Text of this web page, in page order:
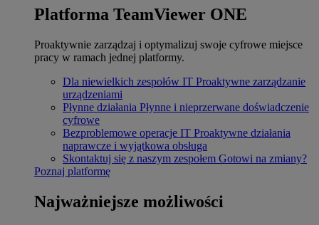
Platforma TeamViewer ONE
Proaktywnie zarządzaj i optymalizuj swoje cyfrowe miejsce
pracy w ramach jednej platformy.
Dla niewielkich zespołów IT Proaktywne zarządzanie
urządzeniami
Płynne działania Płynne i nieprzerwane doświadczenie
cyfrowe
Bezproblemowe operacje IT Proaktywne działania
naprawcze i wyjątkowa obsługa
Skontaktuj się z naszym zespołem Gotowi na zmiany?
Poznaj platformę
Najważniejsze możliwości